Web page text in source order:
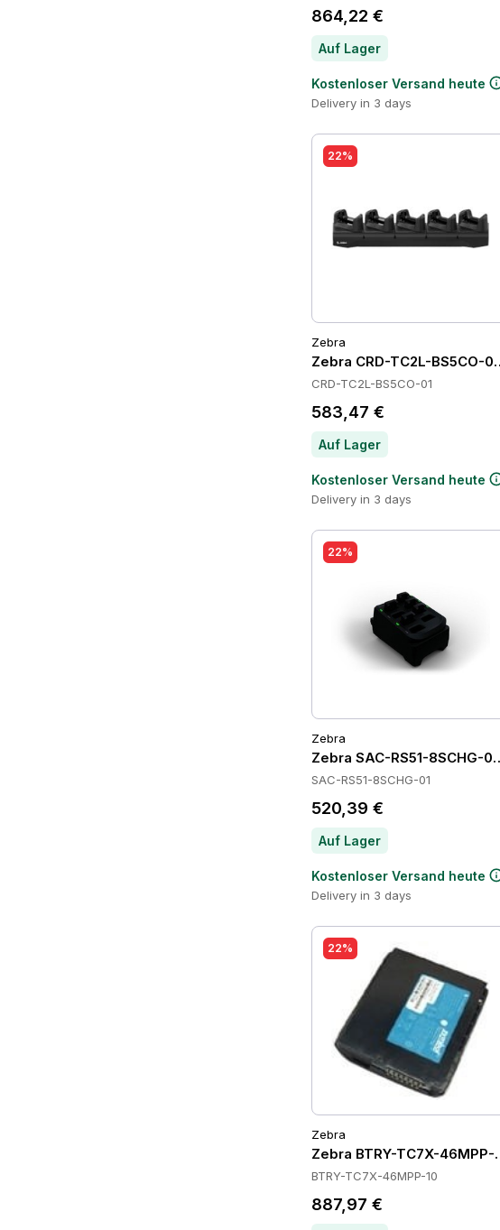
864,22 €
Auf Lager
Kostenloser Versand heute
Delivery in 3 days
22%
Zebra
Zebra CRD-TC2L-BS5CO-
CRD-TC2L-BS5CO-01
583,47 €
Auf Lager
Kostenloser Versand heute
Delivery in 3 days
22%
Zebra
Zebra SAC-RS51-8SCHG-
SAC-RS51-8SCHG-01
520,39 €
Auf Lager
Kostenloser Versand heute
Delivery in 3 days
22%
Zebra
Zebra BTRY-TC7X-46MPP-
BTRY-TC7X-46MPP-10
887,97 €